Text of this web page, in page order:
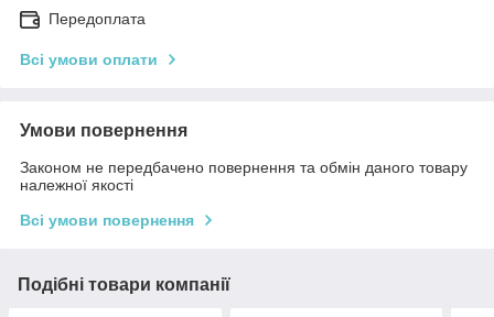
Передоплата
Всі умови оплати
Умови повернення
Законом не передбачено повернення та обмін даного товару
належної якості
Всі умови повернення
Подібні товари компанії